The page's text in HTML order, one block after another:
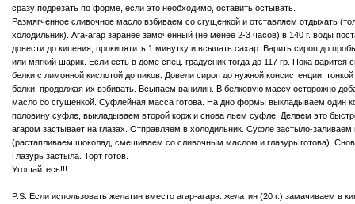
сразу подрезать по форме, если это необходимо, оставить остывать.
Размягченное сливочное масло взбиваем со сгущенкой и отставляем отдыхать
холодильник). Ага-агар заранее замоченный (не менее 2-3 часов) в 140 г. воды
довести до кипения, прокипятить 1 минутку и всыпать сахар. Варить сироп до
или мягкий шарик. Если есть в доме спец. градусник тогда до 117 гр. Пока варится
белки с лимонной кислотой до пиков. Довели сироп до нужной консистенции,
белки, продолжая их взбивать. Всыпаем ванилин. В белковую массу осторожно
масло со сгущенкой. Суфлейная масса готова. На дно формы выкладываем один
половину суфле, выкладываем второй корж и снова льем суфле. Делаем это
агаром застывает на глазах. Отправляем в холодильник. Суфле застыло-заливаем
(растапливаем шоколад, смешиваем со сливочным маслом и глазурь готова).
Глазурь застыла. Торт готов.
Угощайтесь!!!
P.S. Если использовать желатин вместо агар-агара: желатин (20 г.) замачиваем в